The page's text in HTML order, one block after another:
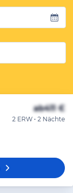
ab411 €
2 ERW • 2 Nächte